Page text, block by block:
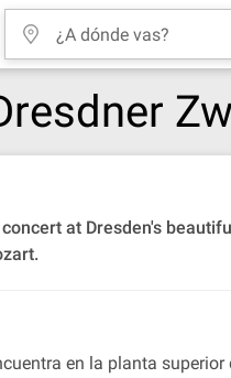
at Dresden's
en la planta